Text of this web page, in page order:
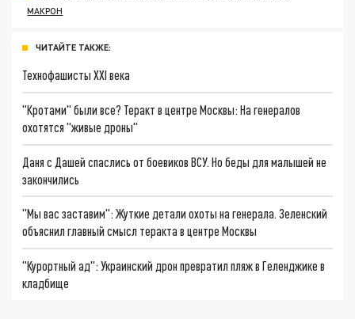
МАКРОН
ЧИТАЙТЕ ТАКЖЕ:
Технофашисты XXI века
"Кротами" были все? Теракт в центре Москвы: На генералов
охотятся "живые дроны"
Даня с Дашей спаслись от боевиков ВСУ. Но беды для малышей не
закончились
"Мы вас заставим": Жуткие детали охоты на генерала. Зеленский
объяснил главный смысл теракта в центре Москвы
"Курортный ад": Украинский дрон превратил пляж в Геленджике в
кладбище